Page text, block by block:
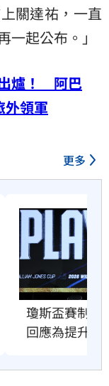
關達祐，一直
起公布。」
爐！ 阿巴
外領軍
更多
瓊斯盃賽制惹
回應為提升強